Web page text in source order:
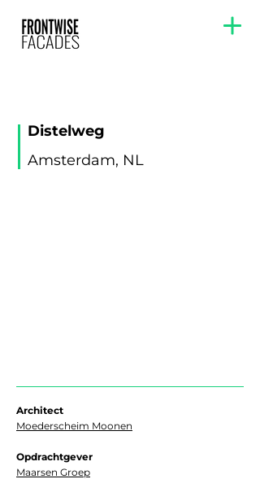
Distelweg
Amsterdam, NL
Architect
Moederscheim Moonen
Opdrachtgever
Maarsen Groep